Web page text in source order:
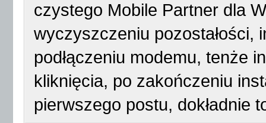
czystego Mobile Partner dla
wyczyszczeniu pozostałości,
podłączeniu modemu, tenże
kliknięcia, po zakończeniu
pierwszego postu, dokładnie